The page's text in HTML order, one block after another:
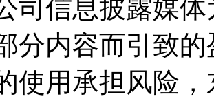
司信息披露媒
分内容而引致
使用承担风险